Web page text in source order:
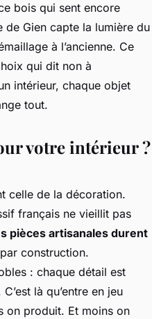
bois qui sent encore
de Gien capte la lumière du
à l’ancienne. Ce
qui dit non à
intérieur, chaque objet
tout.
votre intérieur ?
celle de la décoration.
français ne vieillit pas
pièces artisanales durent
construction.
: chaque détail est
là qu’entre en jeu
on produit. Et moins on